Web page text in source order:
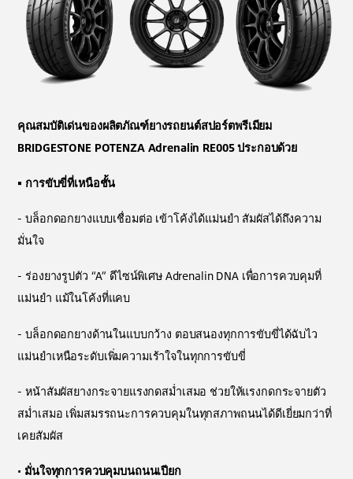
คุณสมบัติเด่นของผลิตภัณฑ์ยางรถยนต์สปอร์ตพรีเมียม
BRIDGESTONE POTENZA Adrenalin RE005 ประกอบด้วย
• การขับขี่ที่เหนือชั้น
- บล็อกดอกยางแบบเชื่อมต่อ เข้าโค้งได้แม่นยำ สัมผัสได้ถึงความ
มั่นใจ
- ร่องยางรูปตัว “A” ดีไซน์พิเศษ Adrenalin DNA เพื่อการควบคุมที่
แม่นยำ แม้ในโค้งที่แคบ
- บล็อกดอกยางด้านในแบบกว้าง ตอบสนองทุกการขับขี่ได้ฉับไว
แม่นยำเหนือระดับเพิ่มความเร้าใจในทุกการขับขี่
- หน้าสัมผัสยางกระจายแรงกดสม่ำเสมอ ช่วยให้แรงกดกระจายตัว
สม่ำเสมอ เพิ่มสมรรถนะการควบคุมในทุกสภาพถนนได้ดีเยี่ยมกว่าที่
เคยสัมผัส
• มั่นใจทุกการควบคุมบนถนนเปียก